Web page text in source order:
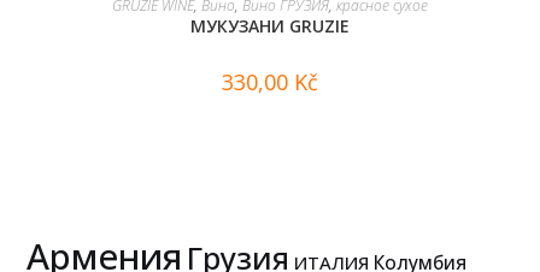
GRUZIE WINE, Вино, Вино ГРУЗИЯ, красное сухое
МУКУЗАНИ GRUZIE
330,00 Kč
Армения Грузия ИТАЛИЯ Колумбия